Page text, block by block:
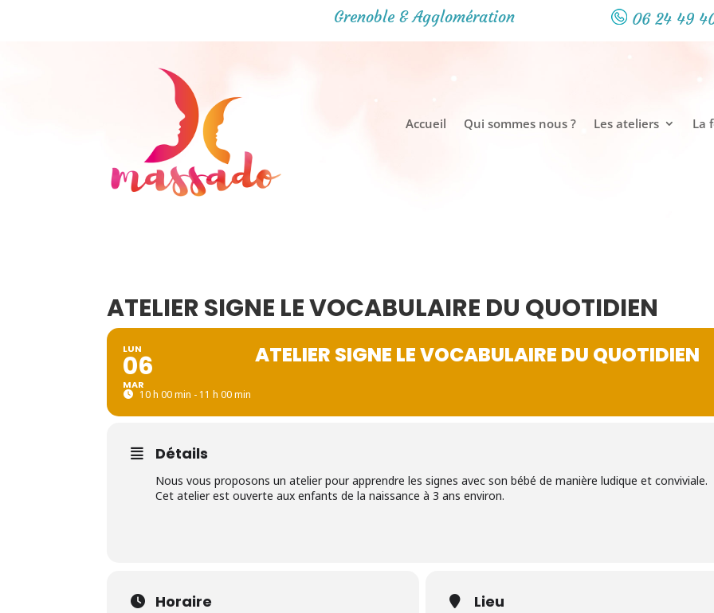
Grenoble & Agglomération 06 24 49
Accueil Qui sommes nous ? Les ateliers La
ATELIER SIGNE LE VOCABULAIRE DU QUOTIDIEN
LUN
06
MAR
10 h 00 min - 11 h 00 min
ATELIER SIGNE LE VOCABULAIRE DU QUOTIDIEN
Détails
Nous vous proposons un atelier pour apprendre les signes avec son bébé de manière ludique et conviviale.
Cet atelier est ouverte aux enfants de la naissance à 3 ans environ.
Horaire Lieu